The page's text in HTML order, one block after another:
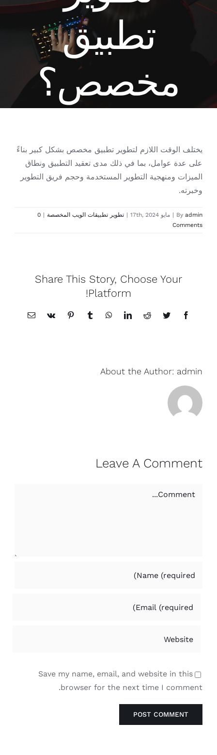
تطبيق
مخصص؟
يختلف الوقت اللازم لتطوير تطبيق مخصص بشكل كبير بناءً
على عدة عوامل، بما في ذلك مدى تعقيد التطبيق ونطاق
الميزات ومنهجية التطوير المستخدمة وحجم فريق التطوير
وخبرته.
By admin
| مايو 17th, 2024 | تطوير تطبيقات الويب المخصصة |
0
Comments
Share This Story, Choose Your
Platform!
Facebook
Twitter
Reddit
LinkedIn
WhatsApp
Tumblr
Pinterest
Vk
Email
About the Author: admin
Leave A Comment
Comment
Save my name, email, and website in this
browser for the next time I comment.